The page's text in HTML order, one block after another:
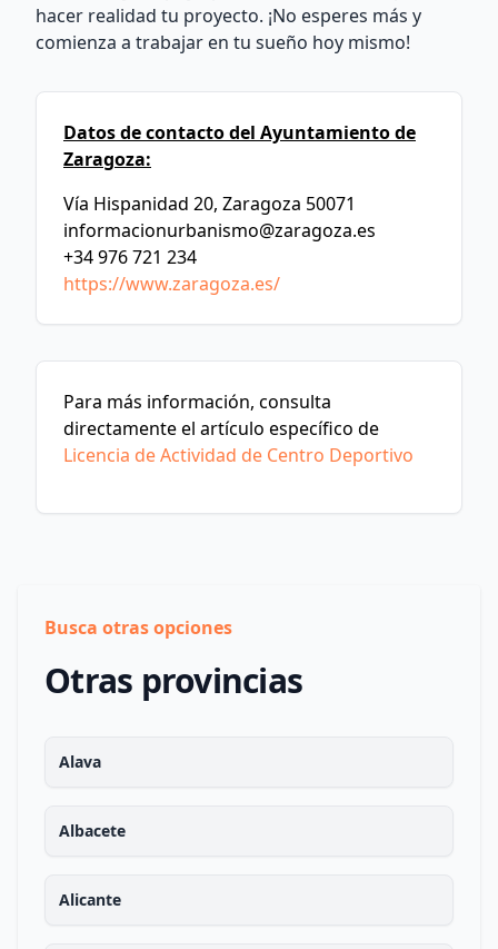
hacer realidad tu proyecto. ¡No esperes más y
comienza a trabajar en tu sueño hoy mismo!
Datos de contacto del Ayuntamiento de
Zaragoza:
Vía Hispanidad 20, Zaragoza 50071
informacionurbanismo@zaragoza.es
+34 976 721 234
https://www.zaragoza.es/
Para más información, consulta
directamente el artículo específico de
Licencia de Actividad de Centro Deportivo
Busca otras opciones
Otras provincias
Alava
Albacete
Alicante